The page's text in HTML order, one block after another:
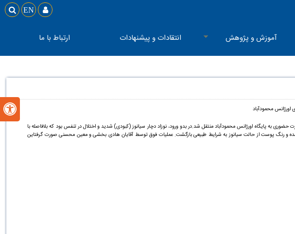
 EN 
آموزش و پژوهش انتقادات و پیشنهادات ارتباط با ما
محمودآباد
والدین به صورت حضوری به پایگاه اورژانس محمودآباد منتقل شد.در بدو ورود، نوزاد دچار سیانوز (کبودی) شدید و اختلال در تنفس بود که بلافاصله با
شده و رنگ پوست از حالت سیانوز به شرایط طبیعی بازگشت. عملیات فوق توسط آقایان هادی بخشی و معین محسنی صورت گرفتاین
